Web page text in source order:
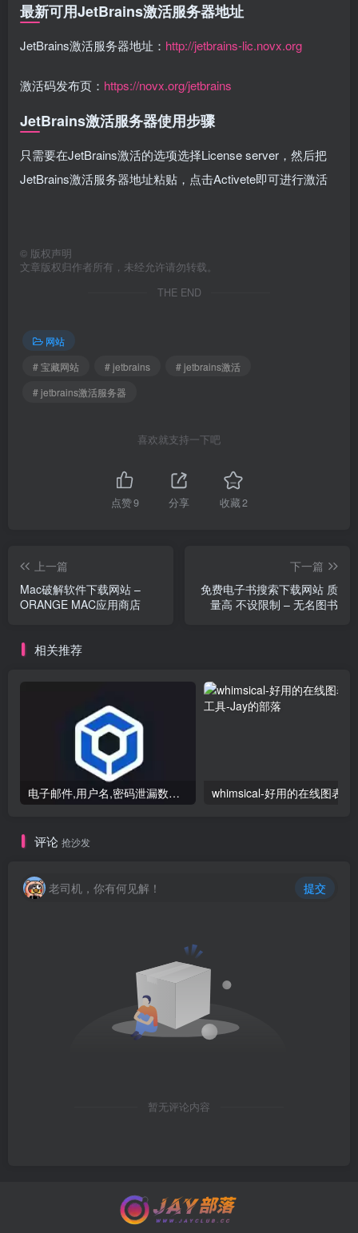
最新可用JetBrains激活服务器地址
JetBrains激活服务器地址： http://jetbrains-lic.novx.org
激活码发布页： https://novx.org/jetbrains
JetBrains激活服务器使用步骤
只需要在JetBrains激活的选项选择License server，然后把
JetBrains激活服务器地址粘贴，点击Activete即可进行激活
© 版权声明
文章版权归作者所有，未经允许请勿转载。
THE END
网站
# 宝藏网站
# jetbrains
# jetbrains激活
# jetbrains激活服务器
喜欢就支持一下吧
点赞9 分享 收藏2
上一篇
Mac破解软件下载网站 –
ORANGE MAC应用商店
下一篇
免费电子书搜索下载网站 质
量高 不设限制 – 无名图书
相关推荐
电子邮件,用户名,密码泄漏数据检测 – BreachDirectory
评论 抢沙发
老司机，你有何见解！ 提交
暂无评论内容